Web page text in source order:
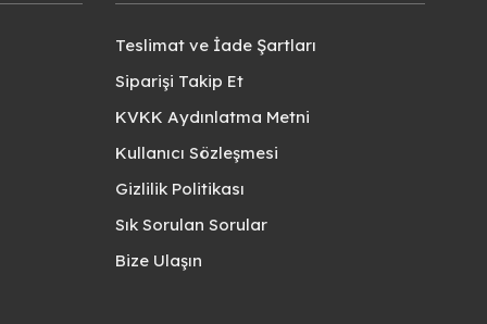
Teslimat ve İade Şartları
Siparişi Takip Et
KVKK Aydınlatma Metni
Kullanıcı Sözleşmesi
Gizlilik Politikası
Sık Sorulan Sorular
Bize Ulaşın